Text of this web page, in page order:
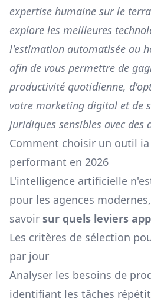
expertise humaine sur le
explore les meilleures
l'estimation automatisée au
afin de vous permettre de
productivité quotidienne,
votre marketing digital et de
juridiques sensibles avec des
Comment choisir un outil
performant en 2026
L'intelligence artificielle
pour les agences
savoir sur quels leviers
Les critères de sélection
par jour
Analyser les besoins de
identifiant les tâches